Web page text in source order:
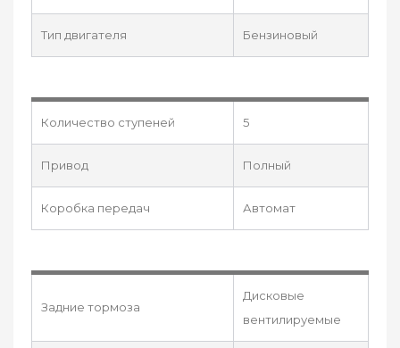
Тип двигателя Бензиновый
Количество ступеней 5
Привод Полный
Коробка передач Автомат
Задние тормоза
Дисковые
вентилируемые